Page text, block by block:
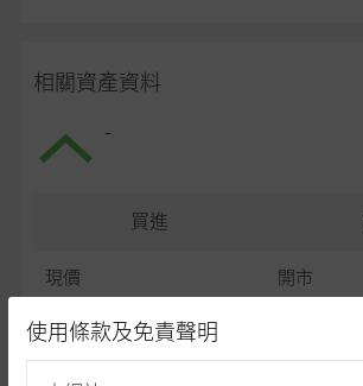
相關資產資料
-
買進
現價 開市
最高
使用條款及免責聲明